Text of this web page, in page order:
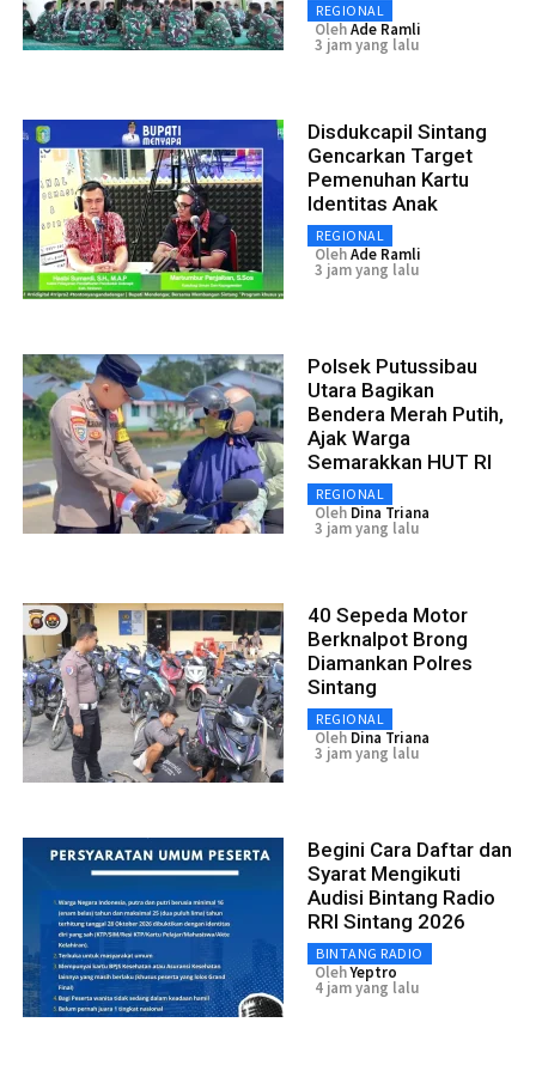
REGIONAL
OlehAde Ramli
3 jam yang lalu
Disdukcapil Sintang
Gencarkan Target
Pemenuhan Kartu
Identitas Anak
REGIONAL
OlehAde Ramli
3 jam yang lalu
Polsek Putussibau
Utara Bagikan
Bendera Merah Putih,
Ajak Warga
Semarakkan HUT RI
REGIONAL
Oleh Dina Triana
3 jam yang lalu
40 Sepeda Motor
Berknalpot Brong
Diamankan Polres
Sintang
REGIONAL
Oleh Dina Triana
3 jam yang lalu
Begini Cara Daftar dan
Syarat Mengikuti
Audisi Bintang Radio
RRI Sintang 2026
BINTANG RADIO
OlehYeptro
4 jam yang lalu